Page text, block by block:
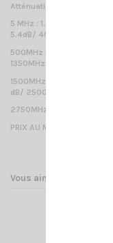
Atténuations à
5 MHz : 1.0dB / 10 MHz :
5.4dB/ 400MHz : 8.1dB/
500MHz : 9.2dB/ 600MHz
1350MHz : 16.1dB/
1500MHz : 17.0dB/ 1750
dB/ 2500MHz : 23.1 dB/
2750MHz : 24.3 dB/
PRIX AU MÈTRE
Vous aimerez aussi